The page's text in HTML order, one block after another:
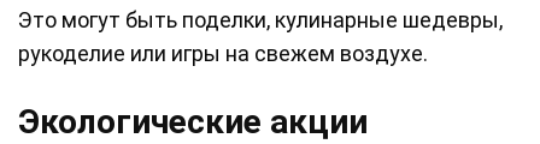
Это могут быть поделки, кулинарные шедевры,
рукоделие или игры на свежем воздухе.
Экологические акции